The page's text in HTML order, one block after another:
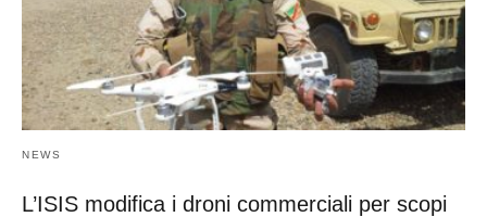
NEWS
L’ISIS modifica i droni commerciali per scopi